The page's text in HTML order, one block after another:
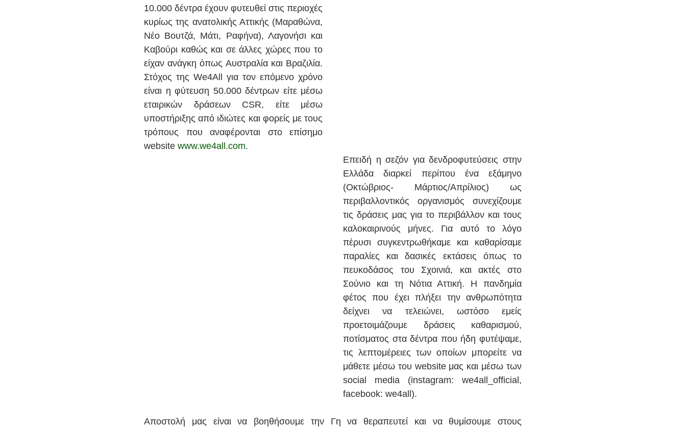
10.000 δέντρα έχουν φυτευθεί στις περιοχές
κυρίως της ανατολικής Αττικής (Μαραθώνα,
Νέο Βουτζά, Μάτι, Ραφήνα), Λαγονήσι και
Καβούρι καθώς και σε άλλες χώρες που το
είχαν ανάγκη όπως Αυστραλία και Βραζιλία.
Στόχος της We4All για τον επόμενο χρόνο
είναι η φύτευση 50.000 δέντρων είτε μέσω
εταιρικών δράσεων CSR, είτε μέσω
υποστήριξης από ιδιώτες και φορείς με τους
τρόπους που αναφέρονται στο επίσημο
website www.we4all.com.
Επειδή η σεζόν για δενδροφυτεύσεις στην
Ελλάδα διαρκεί περίπου ένα εξάμηνο
(Οκτώβριος- Μάρτιος/Απρίλιος) ως
περιβαλλοντικός οργανισμός συνεχίζουμε
τις δράσεις μας για το περιβάλλον και τους
καλοκαιρινούς μήνες. Για αυτό το λόγο
πέρυσι συγκεντρωθήκαμε και καθαρίσαμε
παραλίες και δασικές εκτάσεις όπως το
πευκοδάσος του Σχοινιά, και ακτές στο
Σούνιο και τη Νότια Αττική. Η πανδημία
φέτος που έχει πλήξει την ανθρωπότητα
δείχνει να τελειώνει, ωστόσο εμείς
προετοιμάζουμε δράσεις καθαρισμού,
ποτίσματος στα δέντρα που ήδη φυτέψαμε,
τις λεπτομέρειες των οποίων μπορείτε να
μάθετε μέσω του website μας και μέσω των
social media (instagram: we4all_official,
facebook: we4all).
Αποστολή μας είναι να βοηθήσουμε την Γη να θεραπευτεί και να θυμίσουμε στους